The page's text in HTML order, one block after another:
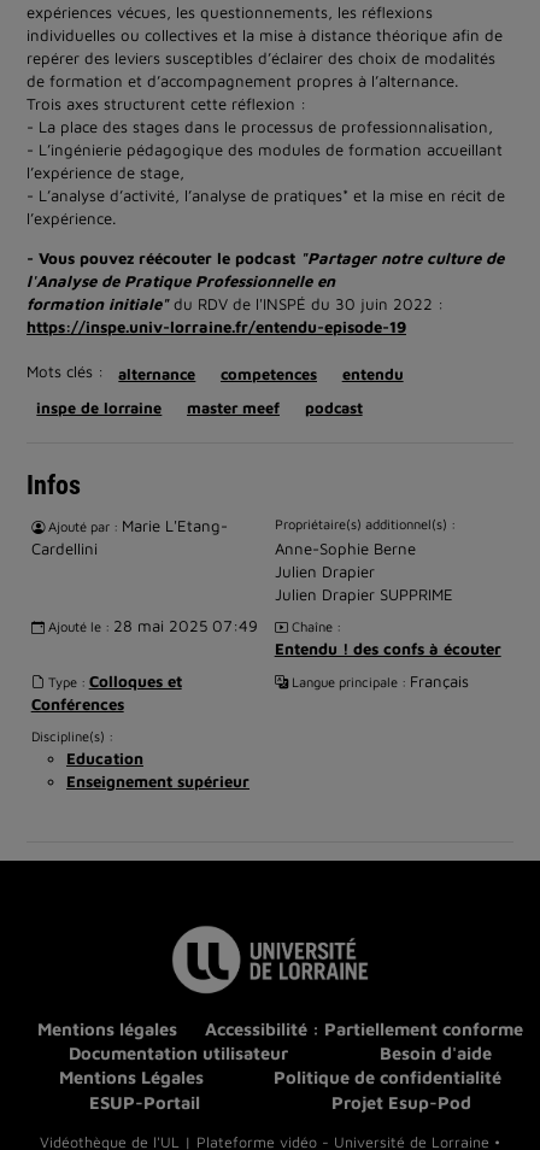
expériences vécues, les questionnements, les réflexions
individuelles ou collectives et la mise à distance théorique afin de
repérer des leviers susceptibles d’éclairer des choix de modalités
de formation et d’accompagnement propres à l’alternance.
Trois axes structurent cette réflexion :
- La place des stages dans le processus de professionnalisation,
- L’ingénierie pédagogique des modules de formation accueillant
l’expérience de stage,
- L’analyse d’activité, l’analyse de pratiques* et la mise en récit de
l’expérience.
- Vous pouvez réécouter le podcast "Partager notre culture de
l'Analyse de Pratique Professionnelle en
formation initiale" du RDV de l'INSPÉ du 30 juin 2022 :
https://inspe.univ-lorraine.fr/entendu-episode-19
Mots clés : alternance competences
entendu
inspe de lorraine
master meef podcast
Infos
Ajouté par : Marie L'Etang-
Cardellini
Propriétaire(s) additionnel(s) :
Anne-Sophie Berne
Julien Drapier
Julien Drapier SUPPRIME
Ajouté le : 28 mai 2025 07:49 Chaîne :
Entendu ! des confs à écouter
Type : Colloques et
Conférences
Langue principale : Français
Discipline(s) :
Education
Enseignement supérieur
Mentions légales
Accessibilité : Partiellement conforme
Documentation utilisateur
Besoin d'aide
Mentions Légales
Politique de confidentialité
ESUP-Portail
Projet Esup-Pod
Vidéothèque de l'UL | Plateforme vidéo - Université de Lorraine •